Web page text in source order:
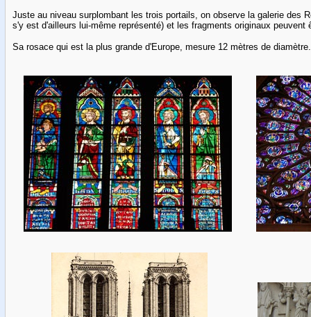
Juste au niveau surplombant les trois portails, on observe la galerie
s'y est d'ailleurs lui-même représenté) et les fragments originaux
Sa rosace qui est la plus grande d'Europe, mesure 12 mètres de diamètre.